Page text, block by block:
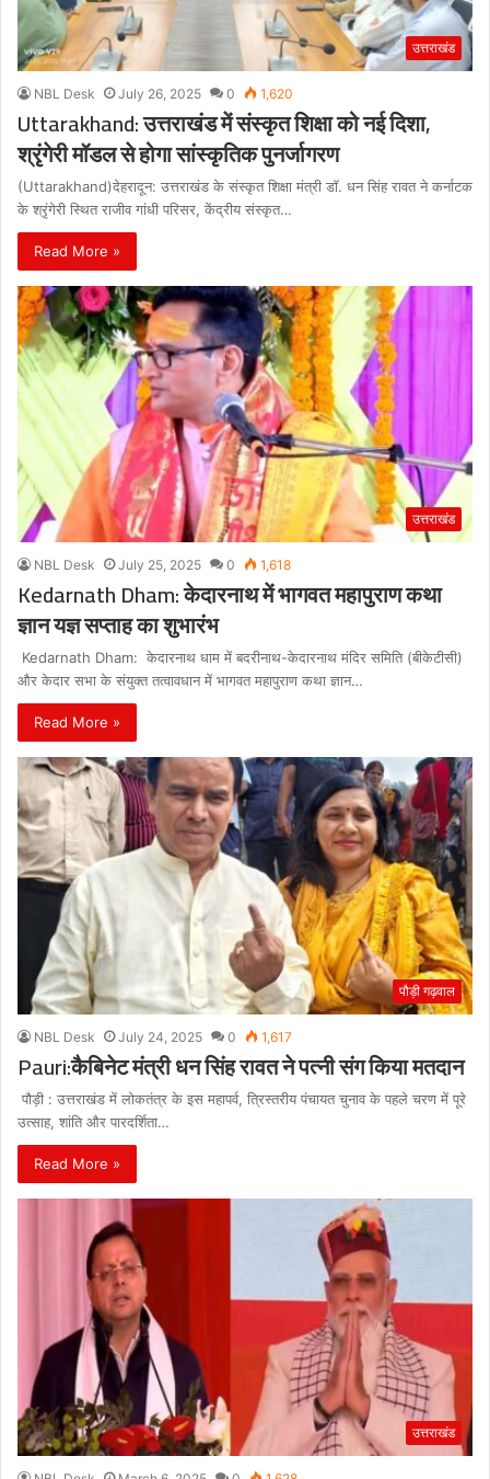
उत्तराखंड
NBL Desk July 26, 2025 0 1,620
Uttarakhand: उत्तराखंड में संस्कृत शिक्षा को नई दिशा,
श्रृंगेरी मॉडल से होगा सांस्कृतिक पुनर्जागरण
(Uttarakhand)देहरादून: उत्तराखंड के संस्कृत शिक्षा मंत्री डॉ. धन सिंह रावत ने कर्नाटक
के श्रृंगेरी स्थित राजीव गांधी परिसर, केंद्रीय संस्कृत…
Read More »
उत्तराखंड
NBL Desk July 25, 2025 0 1,618
Kedarnath Dham: केदारनाथ में भागवत महापुराण कथा
ज्ञान यज्ञ सप्ताह का शुभारंभ
Kedarnath Dham: केदारनाथ धाम में बदरीनाथ-केदारनाथ मंदिर समिति (बीकेटीसी)
और केदार सभा के संयुक्त तत्वावधान में भागवत महापुराण कथा ज्ञान…
Read More »
पौड़ी गढ़वाल
NBL Desk July 24, 2025 0 1,617
Pauri:कैबिनेट मंत्री धन सिंह रावत ने पत्नी संग किया मतदान
पौड़ी : उत्तराखंड में लोकतंत्र के इस महापर्व, त्रिस्तरीय पंचायत चुनाव के पहले चरण में पूरे
उत्साह, शांति और पारदर्शिता…
Read More »
उत्तराखंड